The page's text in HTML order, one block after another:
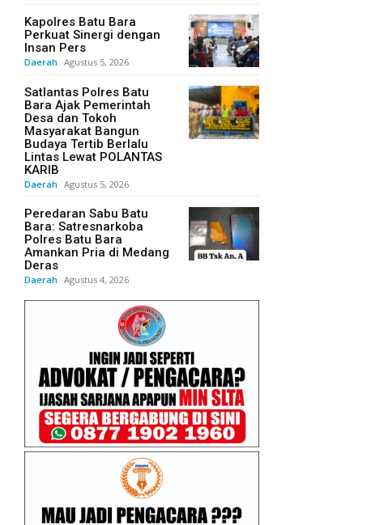
Kapolres Batu Bara
Perkuat Sinergi dengan
Insan Pers
Daerah Agustus 5, 2026
Satlantas Polres Batu
Bara Ajak Pemerintah
Desa dan Tokoh
Masyarakat Bangun
Budaya Tertib Berlalu
Lintas Lewat POLANTAS
KARIB
Daerah Agustus 5, 2026
Peredaran Sabu Batu
Bara: Satresnarkoba
Polres Batu Bara
Amankan Pria di Medang
Deras
Daerah Agustus 4, 2026